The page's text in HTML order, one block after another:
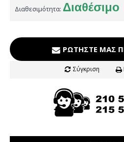
Διαθεσιμότητα: Διαθέσιμο
ΡΩΤΉΣΤΕ ΜΑΣ
Σύγκριση